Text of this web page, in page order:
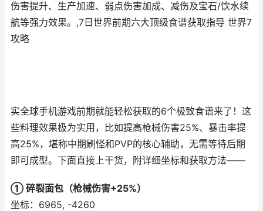
伤害提升、生产加速、弱点伤害加成、减伤及宝石/饮水续
航等强力效果。,7日世界前期六大顶级食谱获取指导 世界7
攻略
实全球手机游戏前期就能轻松获取的6个极致食谱来了！这
些料理效果极为实用，比如提高枪械伤害25%、暴击率提
高25%，堪称中期刷怪和PVP的核心辅助，无需等待后期
即可成型。下面直接上干货，附详细坐标和获取方法——
① 碎裂面包（枪械伤害+25%）
坐标：6965, -4260